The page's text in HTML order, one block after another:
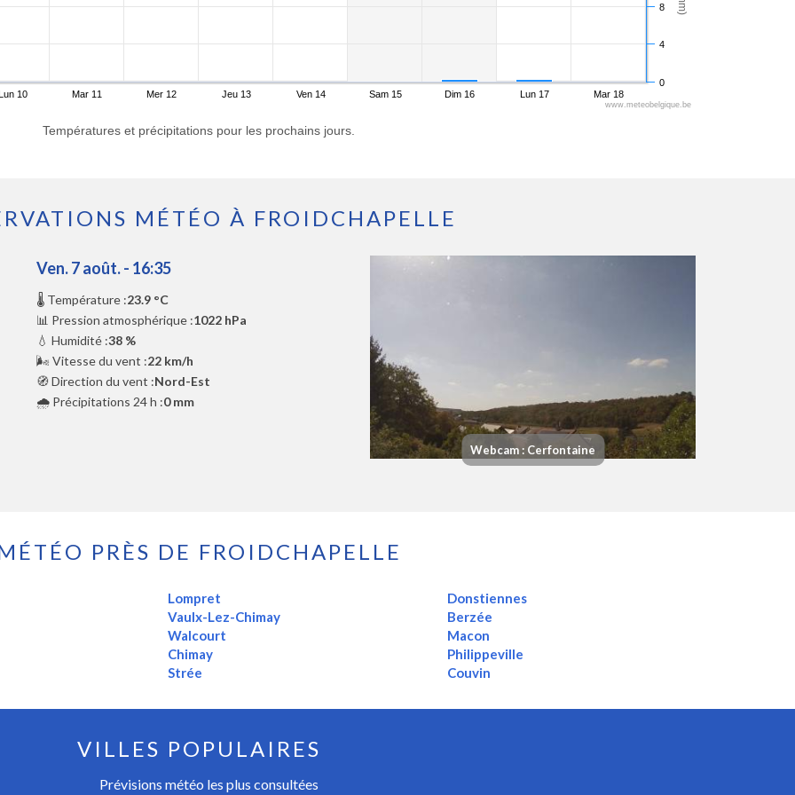
10 Mar 11 Mer 12 Jeu 13 Ven 14 Sam 15 Dim 16 Lun 17 Mar 18
0
4
8
www.meteobelgique.be
Températures et précipitations pour les prochains jours.
MÉTÉO À FROIDCHAPELLE
Ven. 7 août. - 16:35
🌡️ Température :23.9 °C
📊 Pression atmosphérique :1022 hPa
💧 Humidité :38 %
🌬️ Vitesse du vent :22 km/h
🧭 Direction du vent :Nord-Est
🌧️ Précipitations 24 h :0 mm
Webcam : Cerfontaine
PRÈS DE FROIDCHAPELLE
Lompret
Vaulx-Lez-Chimay
Walcourt
Chimay
Strée
Donstiennes
Berzée
Macon
Philippeville
Couvin
VILLES POPULAIRES
Prévisions météo les plus consultées